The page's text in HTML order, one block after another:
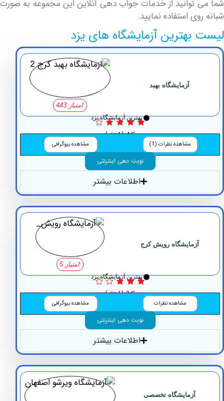
از خدمات جواب دهی آنلاین این مجموعه به صورت
استفاده نمایید.
آزمایشگاه های یزد
آزمایشگاه بهبد
بهترین آزمایشگاه یزد
4/5 (1 نظر)
مشاهده نظرات (1) مشاهده بیوگرافی
نوبت دهی اینترنتی
اطلاعات بیشتر
آزمایشگاه ‏رویش کرج
بهترین آزمایشگاه یزد
3/5 (1 نظر)
مشاهده نظرات مشاهده بیوگرافی
نوبت دهی اینترنتی
اطلاعات بیشتر
آزمایشگاه تخصصی